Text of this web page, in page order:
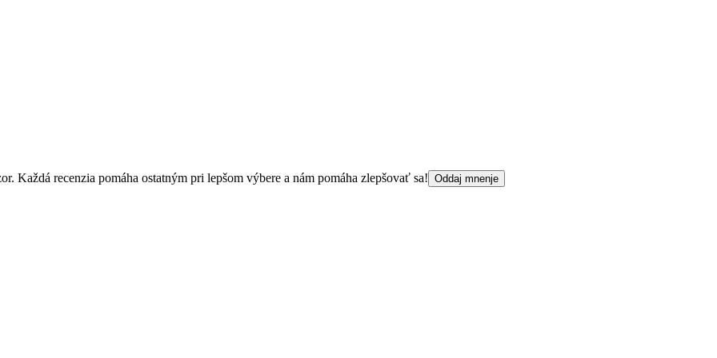
Každá recenzia pomáha ostatným pri lepšom výbere a nám pomáha zlepšovať sa! Oddaj mnenje